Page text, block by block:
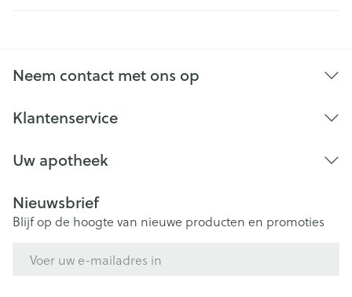
Neem contact met ons op
Klantenservice
Uw apotheek
Nieuwsbrief
Blijf op de hoogte van nieuwe producten en promoties